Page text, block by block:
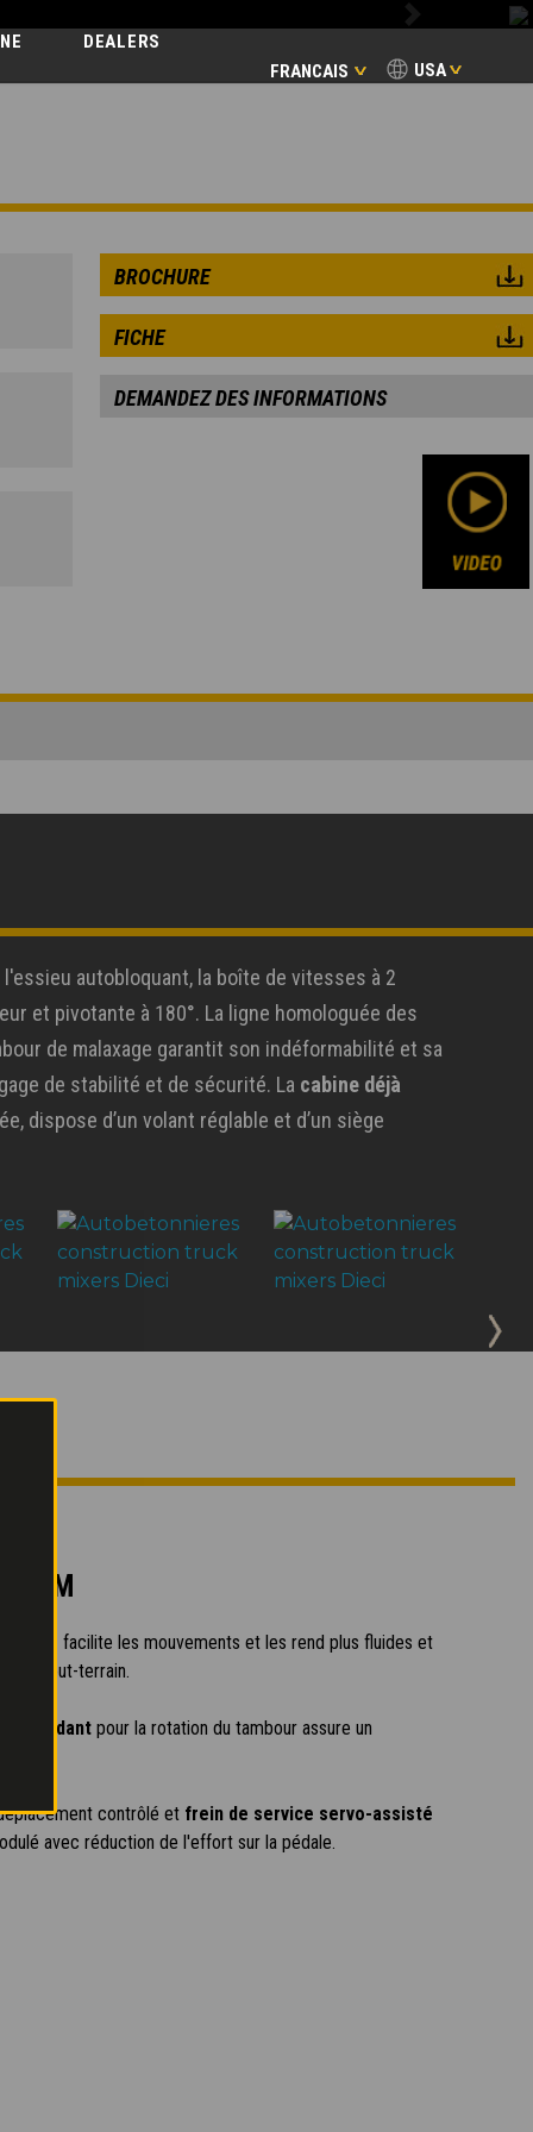
USA
FRANCAIS
DEALERS
Next
BROCHURE
FICHE
DEMANDEZ DES INFORMATIONS
autobloquant, la boîte de vitesses à 2
et pivotante à 180°. La ligne homologuée des
de malaxage garantit son indéformabilité et sa
de stabilité et de sécurité. La cabine déjà
dispose d’un volant réglable et d’un siège
facilite les mouvements et les rend plus fluides et
tout-terrain.
pour la rotation du tambour assure un
contrôlé et frein de service servo-assisté
avec réduction de l'effort sur la pédale.